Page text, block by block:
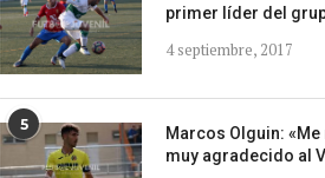
primer líder del
4 septiembre, 2017
5
Marcos Olguin:
muy agradecido al